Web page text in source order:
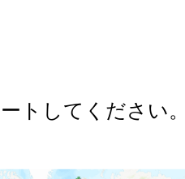
トしてください。